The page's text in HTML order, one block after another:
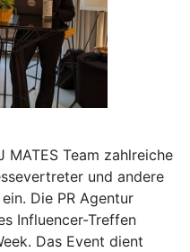
Team zahlreiche
und andere
Die PR Agentur
Influencer-Treffen
Das Event dient